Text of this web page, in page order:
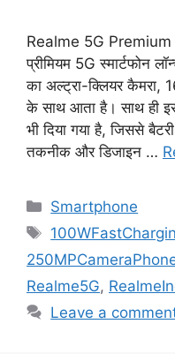
Realme 5G Premium
प्रीमियम 5G स्मार्टफोन
का अल्ट्रा-क्लियर
के साथ आता है। साथ ही
भी दिया गया है, जिससे
तकनीक और डिजाइन …
Categories
Smartphone
Tags
Realme5G,
Leave a